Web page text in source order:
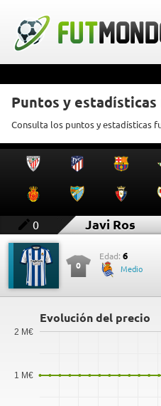
Puntos y
Consulta los puntos y estadísticas
0 Javi Ros
0
Edad: 6
Medio
Evolución del precio
1 M€
2 M€